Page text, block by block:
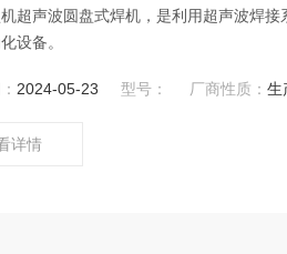
超声波圆盘式焊机，是利用超声波焊
设备。
2024-05-23 型号： 厂商性质：生
详情